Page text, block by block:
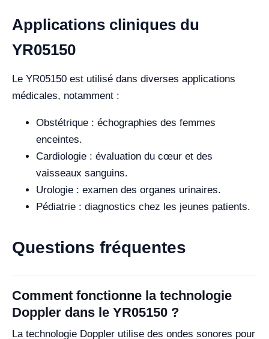
Applications cliniques du
YR05150
Le YR05150 est utilisé dans diverses applications
médicales, notamment :
Obstétrique : échographies des femmes
enceintes.
Cardiologie : évaluation du cœur et des
vaisseaux sanguins.
Urologie : examen des organes urinaires.
Pédiatrie : diagnostics chez les jeunes patients.
Questions fréquentes
Comment fonctionne la technologie
Doppler dans le YR05150 ?
La technologie Doppler utilise des ondes sonores pour